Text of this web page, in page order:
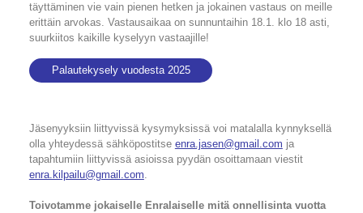
täyttäminen vie vain pienen hetken ja jokainen vastaus on meille
erittäin arvokas. Vastausaikaa on sunnuntaihin 18.1. klo 18 asti,
suurkiitos kaikille kyselyyn vastaajille!
Palautekysely vuodesta 2025
Jäsenyyksiin liittyvissä kysymyksissä voi matalalla kynnyksellä
olla yhteydessä sähköpostitse enra.jasen@gmail.com ja
tapahtumiin liittyvissä asioissa pyydän osoittamaan viestit
enra.kilpailu@gmail.com.
Toivotamme jokaiselle Enralaiselle mitä onnellisinta vuotta